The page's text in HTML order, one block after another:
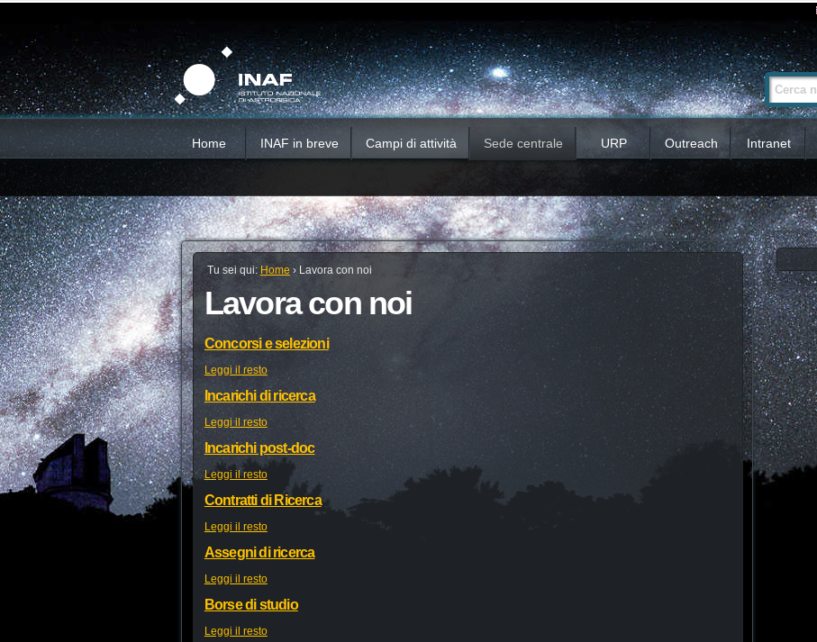
contenuti.
Salta
alla
navigazione
Cerca nel sito
Ricerca
avanzata…
Home INAF in breve Campi di attività Sede centrale URP Outreach Intranet
Tu sei qui: Home › Lavora con noi
Lavora con noi
Concorsi e selezioni
Leggi il resto
Incarichi di ricerca
Leggi il resto
Incarichi post-doc
Leggi il resto
Contratti di Ricerca
Leggi il resto
Assegni di ricerca
Leggi il resto
Borse di studio
Leggi il resto